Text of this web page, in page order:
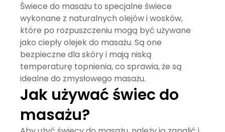
Świece do masażu to specjalne świece
wykonane z naturalnych olejów i wosków,
które po rozpuszczeniu mogą być używane
jako ciepły olejek do masażu. Są one
bezpieczne dla skóry i mają niską
temperaturę topnienia, co sprawia, że są
idealne do zmysłowego masażu.
Jak używać świec do
masażu?